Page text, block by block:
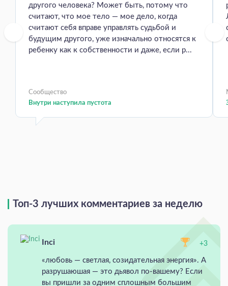
другого человека? Может быть, потому что
считают, что мое тело — мое дело, когда
считают себя вправе управлять судьбой и
будущим другого, уже изначально относятся к
ребенку как к собственности и даже, если р...
Сообщество
Внутри наступила пустота
Топ-3 лучших комментариев за неделю
Inci +3
«любовь — светлая, созидательная энергия». А
разрушаюшая — это дьявол по-вашему? Если
вы пришли за одним сплошным большим